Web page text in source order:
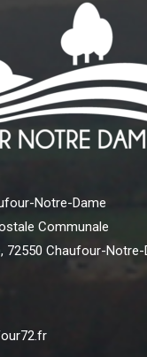
Notre-Dame
Communale
72550 Chaufour-Notre-